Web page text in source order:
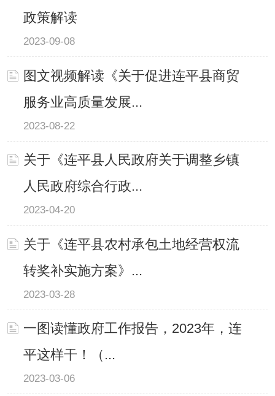
政策解读
2023-09-08
图文视频解读《关于促进连平县商贸
服务业高质量发展...
2023-08-22
关于《连平县人民政府关于调整乡镇
人民政府综合行政...
2023-04-20
关于《连平县农村承包土地经营权流
转奖补实施方案》...
2023-03-28
一图读懂政府工作报告，2023年，连
平这样干！（...
2023-03-06